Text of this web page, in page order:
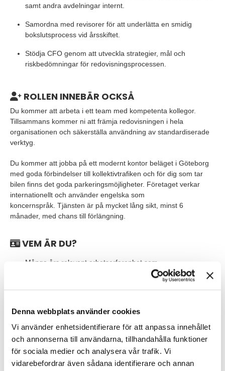
Denna webbplats använder cookies
Vi använder enhetsidentifierare för att anpassa innehållet
och annonserna till användarna, tillhandahålla funktioner
för sociala medier och analysera vår trafik. Vi
vidarebefordrar även sådana identifierare och annan
samt andra avdelningar internt.
Samordna med revisorer för att underlätta en smidig
bokslutsprocess vid årsskiftet.
Stödja CFO genom att utveckla strategier, mål och
riskbedömningar för redovisningsprocessen.
ROLLEN INNEBÄR OCKSÅ
Du kommer att arbeta i ett team med kompetenta kollegor.
Tillsammans kommer ni att främja redovisningen i hela
organisationen och säkerställa användning av standardiserade
verktyg.
Du kommer att jobba på ett modernt kontor beläget i Göteborg
med goda förbindelser till kollektivtrafiken och för dig som tar
bilen finns det goda parkeringsmöjligheter. Företaget verkar
internationellt och använder engelska som
koncernspråk. Tjänsten är på mycket lång sikt, minst 6
månader, med chans till förlängning.
VEM ÄR DU?
Många års relevant arbetserfarenhet som
redovisningsansvarig eller ekonomichef med fokus på
revision eller jämförbar utbildning. Specialisering inom
redovisning är att föredra.
Kunskap om internationella finansiella
rapporteringsstandarder (IFRS), skatte- och momsregler
(Norge och Sverige är meriterande).